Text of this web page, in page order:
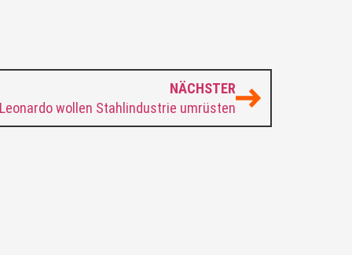
NÄCHSTER
wollen Stahlindustrie umrüsten